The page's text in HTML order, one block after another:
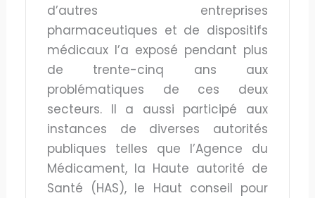
d’autres entreprises
pharmaceutiques et de dispositifs
médicaux l’a exposé pendant plus
de trente-cinq ans aux
problématiques de ces deux
secteurs. Il a aussi participé aux
instances de diverses autorités
publiques telles que l’Agence du
Médicament, la Haute autorité de
Santé (HAS), le Haut conseil pour